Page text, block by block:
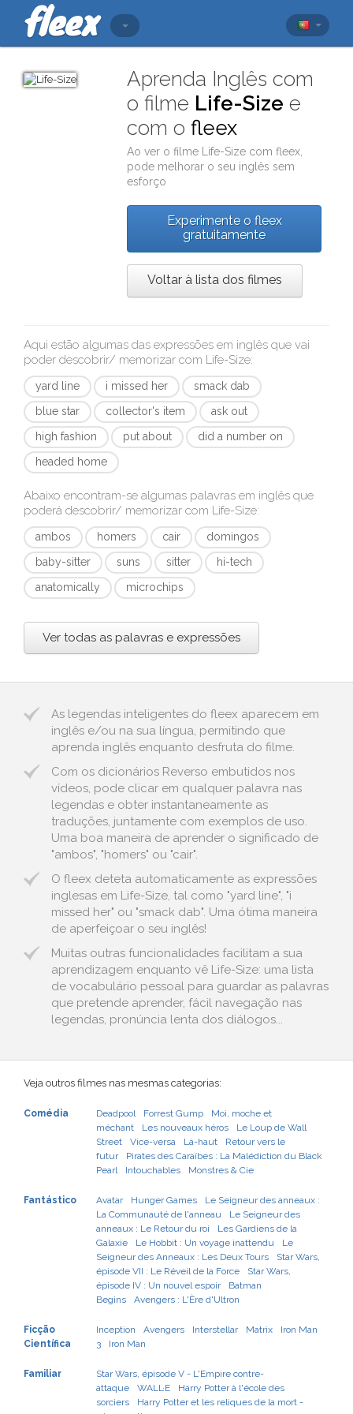
Aprenda Inglês com
o filme Life-Size e
com ofleex
Ao ver o filme Life-Size comfleex
pode melhorar o seu inglês sem
esforço
Experimente o fleex
gratuitamente
Voltar à lista dos filmes
Aqui estão algumas das expressões em inglês que vai
poder descobrir/ memorizar com Life-Size:
yard line i missed her
smack dab
blue star
collector's item
ask out
high fashion
put about
did a number on
headed home
Abaixo encontram-se algumas palavras em inglês que
poderá descobrir/ memorizar com Life-Size:
ambos homers cair
domingos
baby-sitter
suns sitter
hi-tech
anatomically
microchips
Ver todas as palavras e expressões
As legendas inteligentes do fleex aparecem em
inglês e/ou na sua língua, permitindo que
aprenda inglês enquanto desfruta do filme.
Com os dicionários Reverso embutidos nos
vídeos, pode clicar em qualquer palavra nas
legendas e obter instantaneamente as
traduções, juntamente com exemplos de uso.
Uma boa maneira de aprender o significado de
"ambos", "homers" ou "cair".
O fleex deteta automaticamente as expressões
inglesas em Life-Size, tal como "yard line", "i
missed her" ou "smack dab". Uma ótima maneira
de aperfeiçoar o seu inglês!
Muitas outras funcionalidades facilitam a sua
aprendizagem enquanto vê Life-Size: uma lista
de vocabulário pessoal para guardar as palavras
que pretende aprender, fácil navegação nas
legendas, pronúncia lenta dos diálogos...
Veja outros filmes nas mesmas categorias:
Comédia Deadpool Forrest Gump
Moi, moche et
méchant
Les nouveaux héros
Le Loup de Wall
Street
Vice-versa Là-haut
Retour vers le
futur
Pirates des Caraïbes : La Malédiction du Black
Pearl
Intouchables Monstres & Cie
Fantástico Avatar Hunger Games
Le Seigneur des anneaux :
La Communauté de l'anneau
Le Seigneur des
anneaux : Le Retour du roi
Les Gardiens de la
Galaxie
Le Hobbit : Un voyage inattendu
Le
Seigneur des Anneaux : Les Deux Tours
Star Wars,
épisode VII : Le Réveil de la Force
Star Wars,
épisode IV : Un nouvel espoir
Batman
Begins
Avengers : L'Ère d'Ultron
Ficção
Científica
Inception Avengers Interstellar Matrix
Iron Man
3
Iron Man
Familiar
Star Wars, épisode V - L'Empire contre-
attaque
WALL·E
Harry Potter à l'école des
sorciers
Harry Potter et les reliques de la mort -